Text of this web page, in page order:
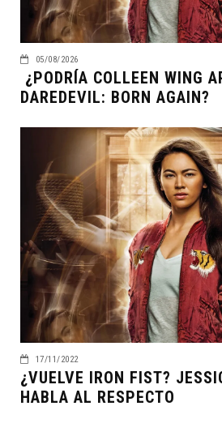
05/08/2026
¿PODRÍA COLLEEN WING
DAREDEVIL: BORN AGAIN?
17/11/2022
¿VUELVE IRON FIST?
HABLA AL RESPECTO